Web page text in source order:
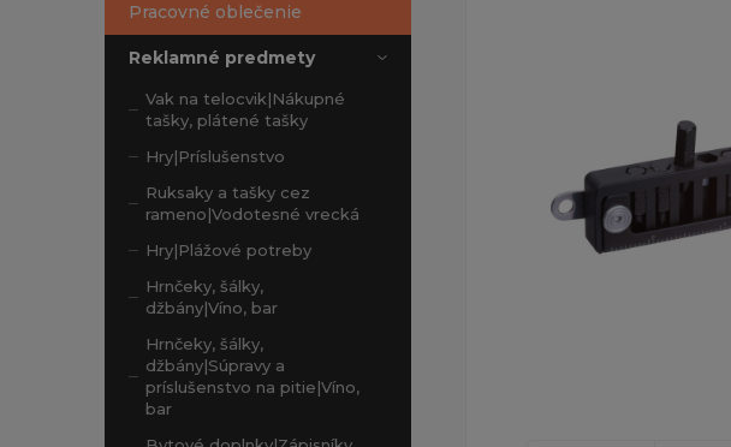
Pracovné oblečenie
Reklamné predmety
Vak na telocvik|Nákupné
tašky, plátené tašky
Hry|Príslušenstvo
Ruksaky a tašky cez
rameno|Vodotesné vrecká
Hry|Plážové potreby
Hrnčeky, šálky,
džbány|Víno, bar
Hrnčeky, šálky,
džbány|Súpravy a
príslušenstvo na pitie|Víno,
bar